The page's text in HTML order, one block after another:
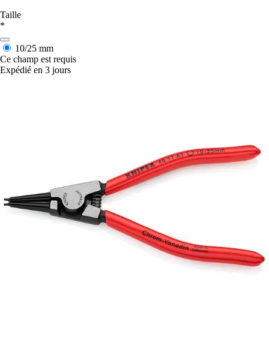
Taille
*
10/25 mm
Ce champ est requis
Expédié en 3 jours